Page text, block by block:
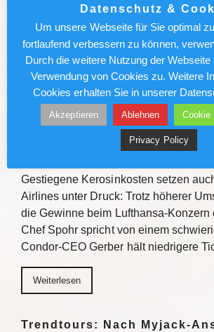
2027/2028 zu informieren. Mit
Verkaufstipps, direktem Austausch und
Gewinnchancen bietet die
Einblicke zu den Fluss- und…
Weiterlesen
Lufthansa/Condor:
drücken den Gewinn
Gestiegene Kerosinkosten setzen
Airlines unter Druck: Trotz höherer
die Gewinne beim Lufthansa-Konzern
Chef Spohr spricht von einem
Condor-CEO Gerber hält niedrigere
Weiterlesen
Trendtours: Nach Myjack-
Datenschutz &
Um unsere Webseite für Sie optimal
fortlaufend verbessern zu können,
Durch die weitere Nutzung der
Verwendung von Cookies zu. Weitere
Cookies erhalten Sie in unserer
Akzeptieren Ablehnen Cookie
Privacy Policy